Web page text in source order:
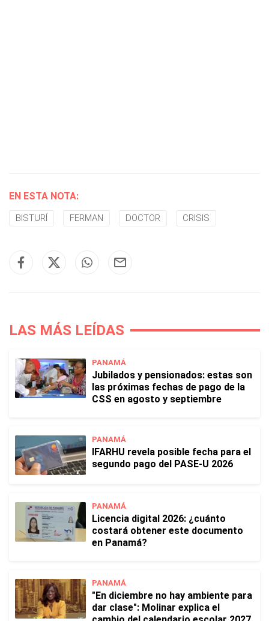
EN ESTA NOTA:
BISTURÍ FERMAN DOCTOR CRISIS
LAS MÁS LEÍDAS
PANAMÁ
Jubilados y pensionados: estas son
las próximas fechas de pago de la
CSS en agosto y septiembre
PANAMÁ
IFARHU revela posible fecha para el
segundo pago del PASE-U 2026
PANAMÁ
Licencia digital 2026: ¿cuánto
costará obtener este documento
en Panamá?
PANAMÁ
"En diciembre no hay ambiente para
dar clase": Molinar explica el